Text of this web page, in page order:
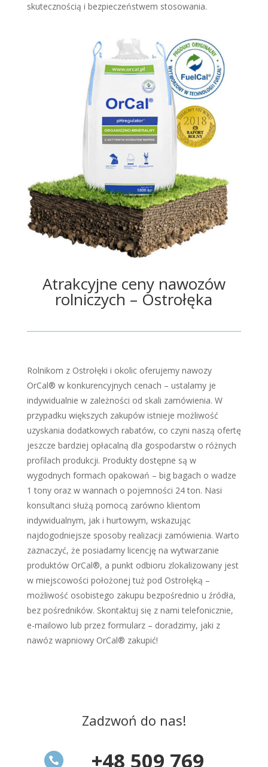
skutecznością i bezpieczeństwem stosowania.
Atrakcyjne ceny nawozów
rolniczych – Ostrołęka
Rolnikom z Ostrołęki i okolic oferujemy nawozy
OrCal® w konkurencyjnych cenach – ustalamy je
indywidualnie w zależności od skali zamówienia. W
przypadku większych zakupów istnieje możliwość
uzyskania dodatkowych rabatów, co czyni naszą ofertę
jeszcze bardziej opłacalną dla gospodarstw o różnych
profilach produkcji. Produkty dostępne są w
wygodnych formach opakowań – big bagach o wadze
1 tony oraz w wannach o pojemności 24 ton. Nasi
konsultanci służą pomocą zarówno klientom
indywidualnym, jak i hurtowym, wskazując
najdogodniejsze sposoby realizacji zamówienia. Warto
zaznaczyć, że posiadamy licencję na wytwarzanie
produktów OrCal®, a punkt odbioru zlokalizowany jest
w miejscowości położonej tuż pod Ostrołęką –
możliwość osobistego zakupu bezpośrednio u źródła,
bez pośredników. Skontaktuj się z nami telefonicznie,
e-mailowo lub przez formularz – doradzimy, jaki z
nawóz wapniowy OrCal® zakupić!
Zadzwoń do nas!
+48 509 769